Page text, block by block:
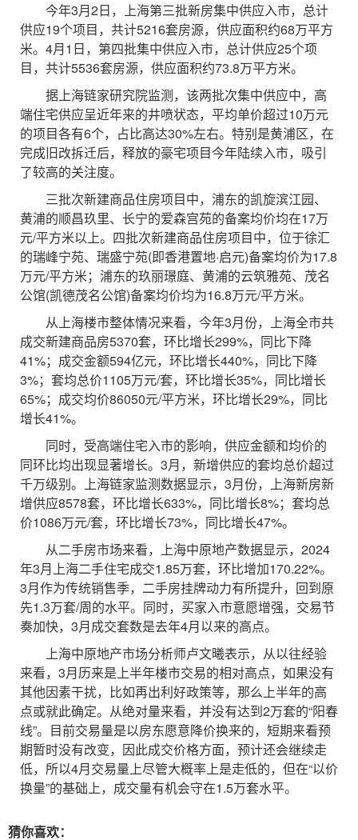
今年3月2日，上海第三批新房集中供应入市，总计
供应19个项目，共计5216套房源，供应面积约68万平方
米。4月1日，第四批集中供应入市，总计供应25个项
目，共计5536套房源，供应面积约73.8万平方米。
据上海链家研究院监测，该两批次集中供应中，高
端住宅供应呈近年来的井喷状态，平均单价超过10万元
的项目各有6个，占比高达30%左右。特别是黄浦区，在
完成旧改拆迁后，释放的豪宅项目今年陆续入市，吸引
了较高的关注度。
三批次新建商品住房项目中，浦东的凯旋滨江园、
黄浦的顺昌玖里、长宁的爱森宫苑的备案均价均在17万
元/平方米以上。四批次新建商品住房项目中，位于徐汇
的瑞峰宁苑、瑞盛宁苑(即香港置地·启元)备案均价为17.8
万元/平方米；浦东的玖丽璟庭、黄浦的云筑雅苑、茂名
公馆(凯德茂名公馆)备案均价均为16.8万元/平方米。
从上海楼市整体情况来看，今年3月份，上海全市共
成交新建商品房5370套，环比增长299%，同比下降
41%；成交金额594亿元，环比增长440%，同比下降
3%；套均总价1105万元/套，环比增长35%，同比增长
65%；成交均价86050元/平方米，环比增长29%，同比
增长41%。
同时，受高端住宅入市的影响，供应金额和均价的
同环比均出现显著增长。3月，新增供应的套均总价超过
千万级别。上海链家监测数据显示，3月份，上海新房新
增供应8578套，环比增长633%，同比增长8%；套均总
价1086万元/套，环比增长73%，同比增长47%。
从二手房市场来看，上海中原地产数据显示，2024
年3月上海二手住宅成交1.85万套，环比增加170.22%。
3月作为传统销售季，二手房挂牌动力有所提升，回到原
先1.3万套/周的水平。同时，买家入市意愿增强，交易节
奏加快，3月成交套数是去年4月以来的高点。
上海中原地产市场分析师卢文曦表示，从以往经验
来看，3月历来是上半年楼市交易的相对高点，如果没有
其他因素干扰，比如再出利好政策等，那么上半年的高
点或就此确定。从绝对量来看，并没有达到2万套的“阳春
线”。目前交易量是以房东愿意降价换来的，短期来看预
期暂时没有改变，因此成交价格方面，预计还会继续走
低，所以4月交易量上尽管大概率上是走低的，但在“以价
换量”的基础上，成交量有机会守在1.5万套水平。
猜你喜欢：